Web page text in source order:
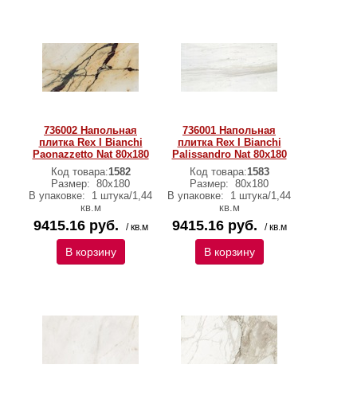
736002 Напольная
плитка Rex I Bianchi
Paonazzetto Nat 80x180
Код товара:1582
Размер: 80x180
В упаковке:
1 штука/1,44
кв.м
9415.16 руб. / кв.м
В корзину
736001 Напольная
плитка Rex I Bianchi
Palissandro Nat 80x180
Код товара:1583
Размер: 80x180
В упаковке:
1 штука/1,44
кв.м
9415.16 руб. / кв.м
В корзину